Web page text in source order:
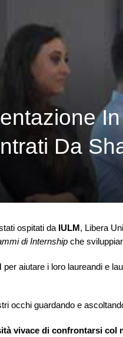
Da
ospitati da IULM, Libera
di Internship che
per aiutare i loro laureandi e
occhi guardando e
vivace di confrontarsi col